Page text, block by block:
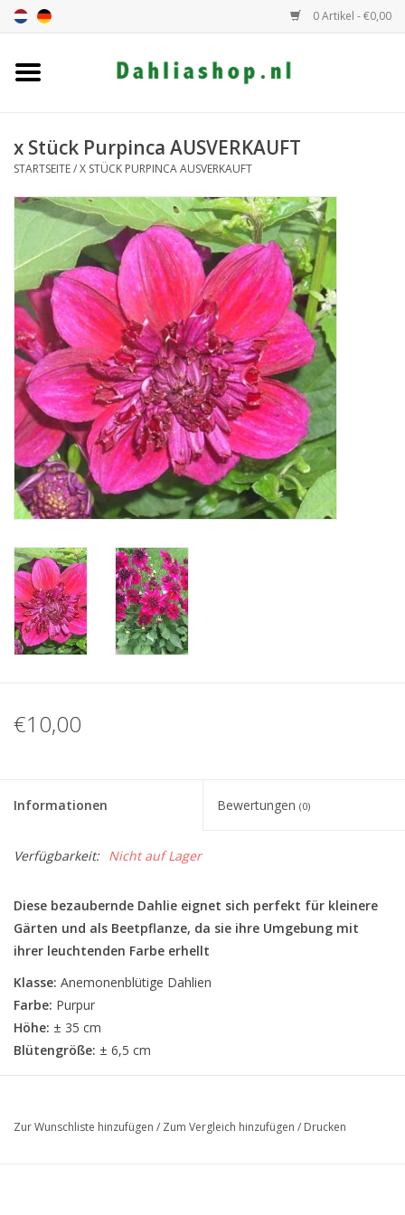
0 Artikel - €0,00
Dahlien Angebot
Dahlie Farbe
Dahlie Klasse
Geschenkgutschein
Allgemein
Blog
x Stück Purpinca AUSVERKAUFT
STARTSEITE/X STÜCK PURPINCA AUSVERKAUFT
€10,00
Informationen Bewertungen (0)
Verfügbarkeit: Nicht auf Lager
Diese bezaubernde Dahlie eignet sich perfekt für kleinere
Gärten und als Beetpflanze, da sie ihre Umgebung mit
ihrer leuchtenden Farbe erhellt
Klasse: Anemonenblütige Dahlien
Farbe: Purpur
Höhe: ± 35 cm
Blütengröße: ± 6,5 cm
Zur Wunschliste hinzufügen / Zum Vergleich hinzufügen / Drucken